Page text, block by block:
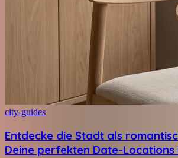
city-guides
Entdecke die Stadt als
Deine perfekten Date-Locations